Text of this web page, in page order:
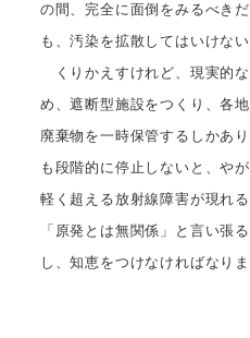
の間、完全に面倒をみるべき
も、汚染を拡散してはいけない
くりかえすけれど、現実的
め、遮断型施設をつくり、各
廃棄物を一時保管するしかあ
も段階的に停止しないと、や
軽く超える放射線障害が現れ
「原発とは無関係」と言い張
し、知恵をつけなければなり